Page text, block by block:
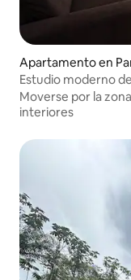
Apartamento en
Estudio moderno
y WiFi en
Moverse por la zona
interiores